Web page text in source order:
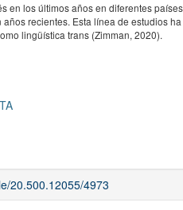
en los últimos años en diferentes
recientes. Esta línea de estudios
lingüística trans (Zimman, 2020).
20.500.12055/4973